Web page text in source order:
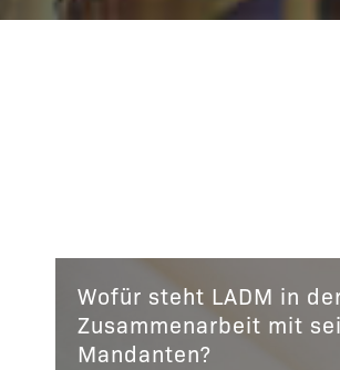
Wofür steht LADM in
Zusammenarbeit mit
Mandanten?